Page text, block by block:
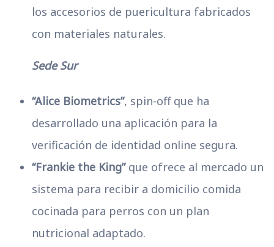
los accesorios de puericultura fabricados
con materiales naturales.
Sede Sur
“Alice Biometrics”, spin-off que ha
desarrollado una aplicación para la
verificación de identidad online segura.
“Frankie the King”que ofrece al mercado un
sistema para recibir a domicilio comida
cocinada para perros con un plan
nutricional adaptado.